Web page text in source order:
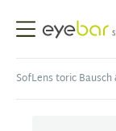
Abele Optic
SofLens toric